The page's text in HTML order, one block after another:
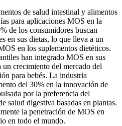
de salud intestinal y alimentos
para aplicaciones MOS en la
de los consumidores buscan
en sus dietas, lo que lleva a un
en los suplementos dietéticos.
han integrado MOS en sus
crecimiento del mercado del
para bebés. La industria
del 30% en la innovación de
por la preferencia del
salud digestiva basadas en plantas.
la penetración de MOS en
en todo el mundo.